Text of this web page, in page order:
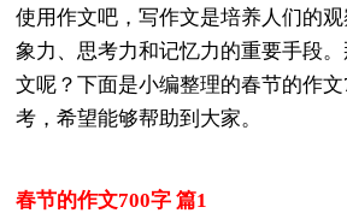
使用作文吧，写作文是培养人们的
象力、思考力和记忆力的重要手段
文呢？下面是小编整理的春节的作
考，希望能够帮助到大家。
春节的作文700字 篇1